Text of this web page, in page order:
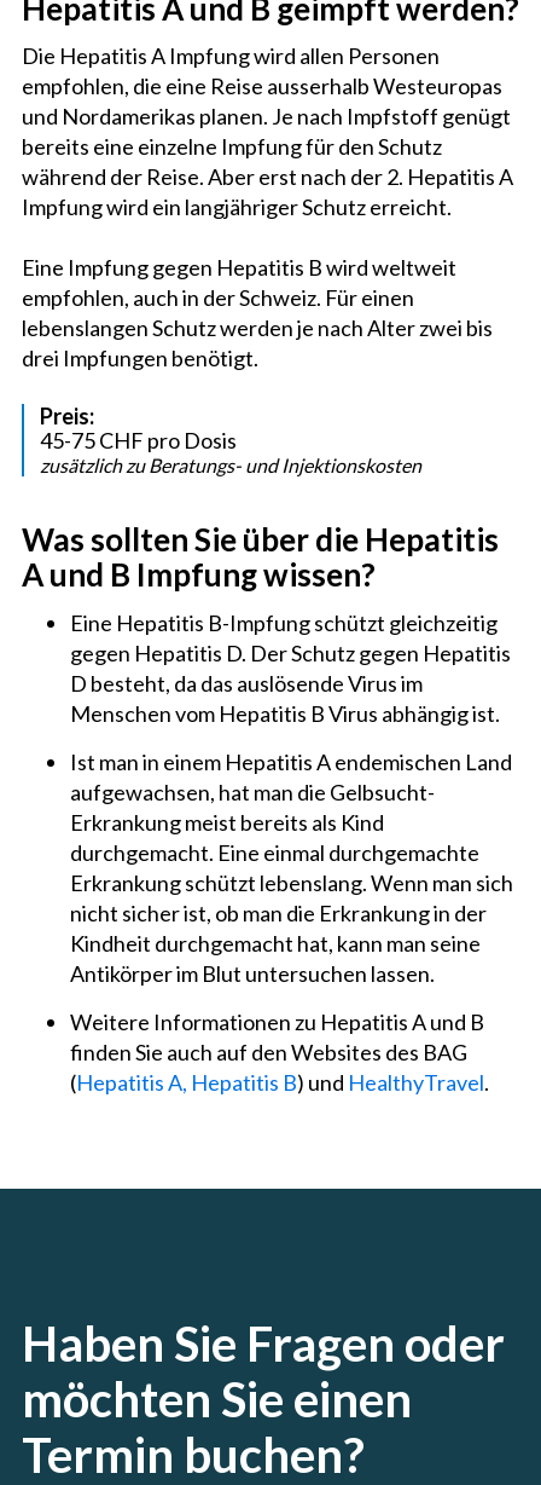
Hepatitis A und B geimpft werden?
Die Hepatitis A Impfung wird allen Personen
empfohlen, die eine Reise ausserhalb Westeuropas
und Nordamerikas planen. Je nach Impfstoff genügt
bereits eine einzelne Impfung für den Schutz
während der Reise. Aber erst nach der 2. Hepatitis A
Impfung wird ein langjähriger Schutz erreicht.
Eine Impfung gegen Hepatitis B wird weltweit
empfohlen, auch in der Schweiz. Für einen
lebenslangen Schutz werden je nach Alter zwei bis
drei Impfungen benötigt.
Preis:
45-75 CHF pro Dosis
zusätzlich zu Beratungs- und Injektionskosten
Was sollten Sie über die Hepatitis
A und B Impfung wissen?
Eine Hepatitis B-Impfung schützt gleichzeitig
gegen Hepatitis D. Der Schutz gegen Hepatitis
D besteht, da das auslösende Virus im
Menschen vom Hepatitis B Virus abhängig ist.
Ist man in einem Hepatitis A endemischen Land
aufgewachsen, hat man die Gelbsucht-
Erkrankung meist bereits als Kind
durchgemacht. Eine einmal durchgemachte
Erkrankung schützt lebenslang. Wenn man sich
nicht sicher ist, ob man die Erkrankung in der
Kindheit durchgemacht hat, kann man seine
Antikörper im Blut untersuchen lassen.
Weitere Informationen zu Hepatitis A und B
finden Sie auch auf den Websites des BAG
(Hepatitis A, Hepatitis B) und HealthyTravel.
Haben Sie Fragen oder
möchten Sie einen
Termin buchen?